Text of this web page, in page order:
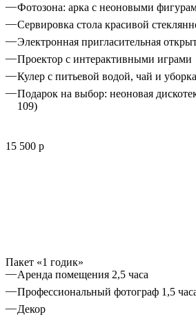
Фотозона: арка с неоновыми
Сервировка стола красивой
Электронная пригласительная
Проектор с интерактивными играми
Кулер с питьевой водой, чай и
Подарок на выбор: неоновая
109)
15 500 р
Пакет «1 годик»
Аренда помещения 2,5 часа
Профессиональный фотограф 1,5
Декор